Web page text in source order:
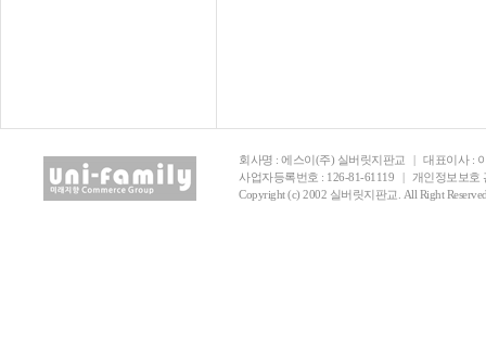
회사명 : 에스이(주) 실버릿지판교 | 대표이사 :
사업자등록번호 : 126-81-61119
|
개인정보보호
Copyright (c) 2002 실버릿지판교. All Right